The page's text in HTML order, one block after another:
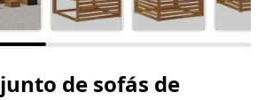
de sofás de